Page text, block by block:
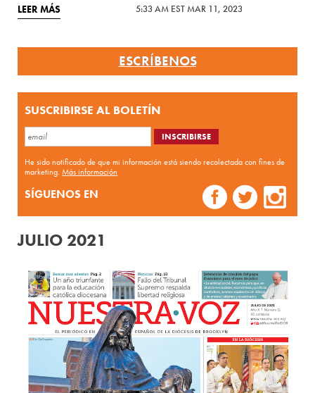
LEER MÁS 5:33 AM EST MAR 11, 2023
ESCRÍBENOS
SUSCRIBIRSE AL BOLETÍN
He sido notificado de que mi información está siendo recolectada con fines de
marketing.Más información
SÍGUENOS EN
JULIO 2021